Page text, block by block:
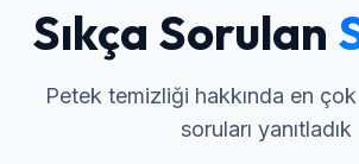
Sıkça Sorulan
Petek temizliği hakkında en
soruları yanıtladık